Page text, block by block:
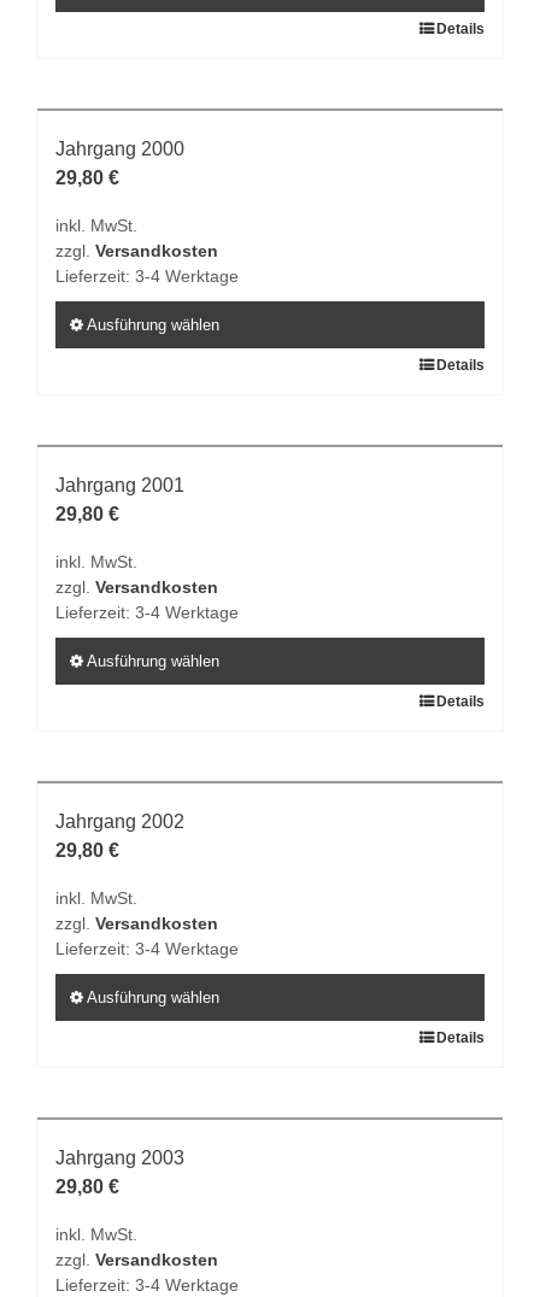
Produktseite
mehrere
Varianten
auf.
Optionen
können
der
Produktseite
Details
Jahrgang 2000
29,80 €
inkl. MwSt.
zzgl. Versandkosten
Lieferzeit: 3-4 Werktage
Ausführung wählen
mehrere
Varianten
auf.
Optionen
können
der
Produktseite
Details
Jahrgang 2001
29,80 €
inkl. MwSt.
zzgl. Versandkosten
Lieferzeit: 3-4 Werktage
Ausführung wählen
mehrere
Varianten
auf.
Optionen
können
der
Produktseite
Details
Jahrgang 2002
29,80 €
inkl. MwSt.
zzgl. Versandkosten
Lieferzeit: 3-4 Werktage
Ausführung wählen
mehrere
Varianten
auf.
Optionen
können
Details
Jahrgang 2003
29,80 €
inkl. MwSt.
zzgl. Versandkosten
Lieferzeit: 3-4 Werktage